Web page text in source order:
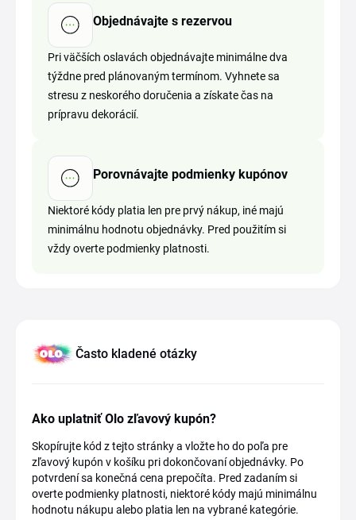
Objednávajte s rezervou
Pri väčších oslavách objednávajte minimálne dva
týždne pred plánovaným termínom. Vyhnete sa
stresu z neskorého doručenia a získate čas na
prípravu dekorácií.
Porovnávajte podmienky kupónov
Niektoré kódy platia len pre prvý nákup, iné majú
minimálnu hodnotu objednávky. Pred použitím si
vždy overte podmienky platnosti.
Často kladené otázky
Ako uplatniť Olo zľavový kupón?
Skopírujte kód z tejto stránky a vložte ho do poľa pre
zľavový kupón v košíku pri dokončovaní objednávky. Po
potvrdení sa konečná cena prepočíta. Pred zadaním si
overte podmienky platnosti, niektoré kódy majú minimálnu
hodnotu nákupu alebo platia len na vybrané kategórie.